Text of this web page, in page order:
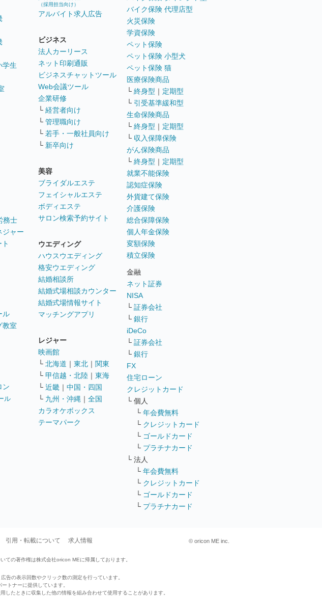
学生
務士
ジャー
ル
教室
ン
ル
（採用担当向け）
アルバイト求人広告
ビジネス
法人カーリース
ネット印刷通販
ビジネスチャットツール
Web会議ツール
企業研修
└ 経営者向け
└ 管理職向け
└ 若手・一般社員向け
└ 新卒向け
美容
ブライダルエステ
フェイシャルエステ
ボディエステ
サロン検索予約サイト
ウエディング
ハウスウエディング
格安ウエディング
結婚相談所
結婚式場相談カウンター
結婚式場情報サイト
マッチングアプリ
レジャー
映画館
└ 北海道 ｜ 東北 ｜ 関東
└ 甲信越・北陸 ｜ 東海
└ 近畿 ｜ 中国・四国
└ 九州・沖縄 ｜ 全国
カラオケボックス
テーマパーク
バイク保険 代理店型
火災保険
学資保険
ペット保険
ペット保険 小型犬
ペット保険 猫
医療保険商品
└ 終身型 ｜ 定期型
└ 引受基準緩和型
生命保険商品
└ 終身型 ｜ 定期型
└ 収入保障保険
がん保険商品
└ 終身型 ｜ 定期型
就業不能保険
認知症保険
外貨建て保険
介護保険
総合保障保険
個人年金保険
変額保険
積立保険
金融
ネット証券
NISA
└ 証券会社
└ 銀行
iDeCo
└ 証券会社
└ 銀行
FX
住宅ローン
クレジットカード
└ 個人
└ 年会費無料
└ クレジットカード
└ ゴールドカード
└ プラチナカード
└ 法人
└ 年会費無料
└ クレジットカード
└ ゴールドカード
└ プラチナカード
引用・転載について 求人情報 © oricon ME inc.
ての著作権は株式会社oricon MEに帰属しております。
告の表示回数やクリック数の測定を行っています。
トナーに提供しています。
たときに収集した他の情報を組み合わせて使用することがあります。